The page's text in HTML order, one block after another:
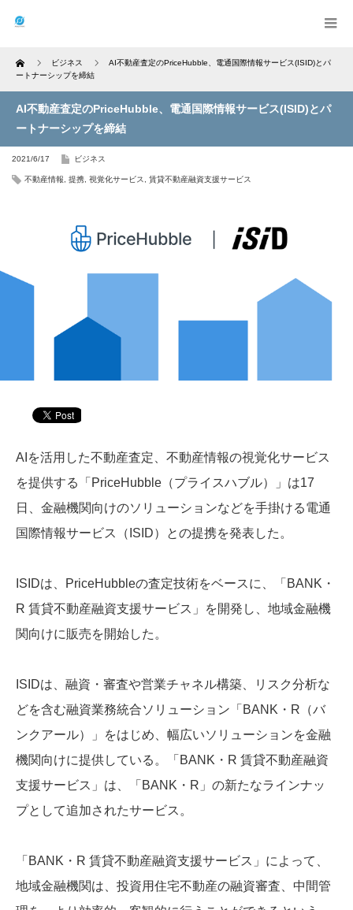
Home ビジネス
AI不動産査定のPriceHubble、電通国際情報サービス(ISID)とパ
ートナーシップを締結
AI不動産査定のPriceHubble、電通国際情報サービス(ISID)とパ
ートナーシップを締結
2021/6/17 ビジネス
不動産情報 提携 視覚化サービス 賃貸不動産融資支援サービス
AIを活用した不動産査定、不動産情報の視覚化サービス
を提供する「PriceHubble（プライスハブル）」は17
日、金融機関向けのソリューションなどを手掛ける電通
国際情報サービス（ISID）との提携を発表した。
ISIDは、PriceHubbleの査定技術をベースに、「BANK・
R 賃貸不動産融資支援サービス」を開発し、地域金融機
関向けに販売を開始した。
ISIDは、融資・審査や営業チャネル構築、リスク分析な
どを含む融資業務統合ソリューション「BANK・R（バ
ンクアール）」をはじめ、幅広いソリューションを金融
機関向けに提供している。「BANK・R 賃貸不動産融資
支援サービス」は、「BANK・R」の新たなラインナッ
プとして追加されたサービス。
「BANK・R 賃貸不動産融資支援サービス」によって、
地域金融機関は、投資用住宅不動産の融資審査、中間管